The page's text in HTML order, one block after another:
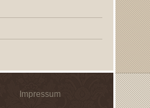
Impressum